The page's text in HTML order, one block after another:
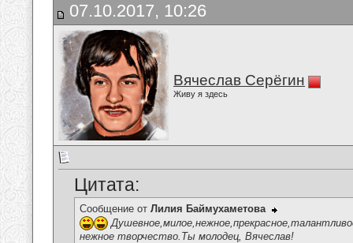
07.10.2017, 10:26
Вячеслав Серёгин
Живу я здесь
Цитата:
Сообщение от Лилия Баймухаметова
нежное творчество.Ты молодец, Вячеслав!